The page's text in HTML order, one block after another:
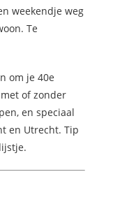
weekendje weg
Te
om je 40e
of zonder
en speciaal
en Utrecht. Tip